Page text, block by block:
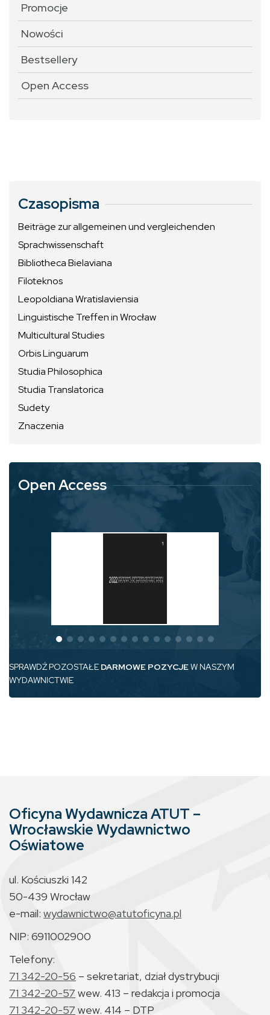
Promocje
Nowości
Bestsellery
Open Access
Czasopisma
Beiträge zur allgemeinen und vergleichenden
Sprachwissenschaft
Bibliotheca Bielaviana
Filoteknos
Leopoldiana Wratislaviensia
Linguistische Treffen in Wrocław
Multicultural Studies
Orbis Linguarum
Studia Philosophica
Studia Translatorica
Sudety
Znaczenia
Open Access
SPRAWDŹ POZOSTAŁE DARMOWE POZYCJEW NASZYM
WYDAWNICTWIE
Oficyna Wydawnicza ATUT –
Wrocławskie Wydawnictwo
Oświatowe
ul. Kościuszki 142
50-439 Wrocław
e-mail: wydawnictwo@atutoficyna.pl
NIP: 6911002900
Telefony:
71 342-20-56 – sekretariat, dział dystrybucji
71 342-20-57 wew. 413 – redakcja i promocja
71 342-20-57 wew. 414 – DTP